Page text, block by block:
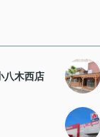
八木西店